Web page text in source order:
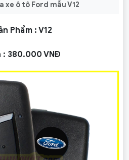
xe ô tô Ford mẫu V12
Phẩm :V12
: 380.000 VNĐ